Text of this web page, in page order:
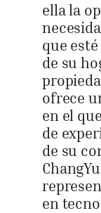
ella la
que
de su
ofrece
en el
de
de su
en